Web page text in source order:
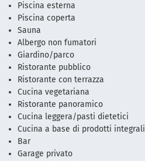
Piscina esterna
Piscina coperta
Sauna
Albergo non fumatori
Giardino/parco
Ristorante pubblico
Ristorante con terrazza
Cucina vegetariana
Ristorante panoramico
Cucina leggera/pasti dietetici
Cucina a base di prodotti integrali
Bar
Garage privato